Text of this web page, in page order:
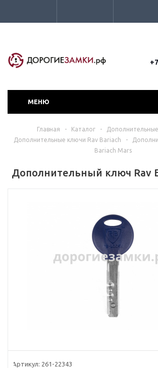
МЕНЮ
Главная - Каталог -
Дополнительные ключи Rav Bariach
-
Bariach Mars
Дополнительный ключ Rav
Артикул: 261-22343